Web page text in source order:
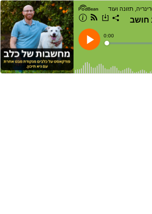
Play
Current
Time
0:00
Loaded: